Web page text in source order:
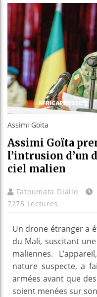
Assimi Goïta
Assimi Goïta
l’intrusion d’un
ciel malien
Fatoumata Diallo
7275 Lectures
Un drone étranger a
du Mali, suscitant
maliennes.
nature suspecte, a
armées avant que
soient menées sur